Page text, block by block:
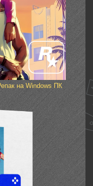
на Windows ПК